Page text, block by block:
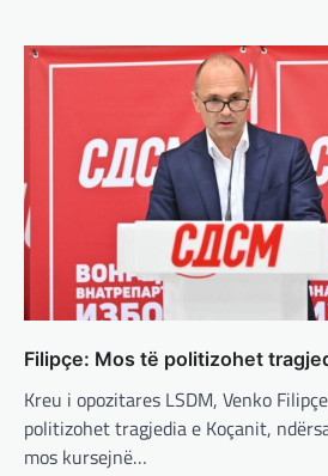
Filipçe: Mos të politizohet
Kreu i opozitares LSDM, Venko
politizohet tragjedia e Koçanit,
mos kursejnë…
SHBA!
adminadmin
Kryeministri i Ukrainës
është absolutisht i
bashkëpunimin e saj
BOTA LAJME, MË TË
SPECIALE
Erdogan: Izraeli
paqe pa
Presidenti turk, Recep
deklaruar se siguria e
është e
konsideron procesin…